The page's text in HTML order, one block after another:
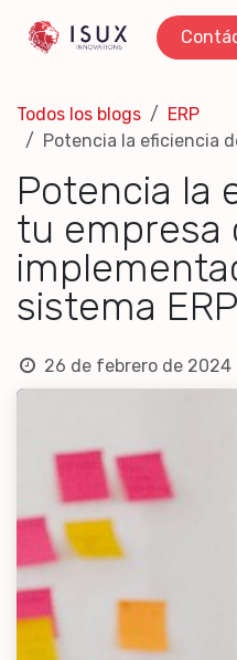
Todos los blogs
ERP
Potencia la eficiencia de tu
Potencia la
tu empresa
sistema
26 de febrero de 2024